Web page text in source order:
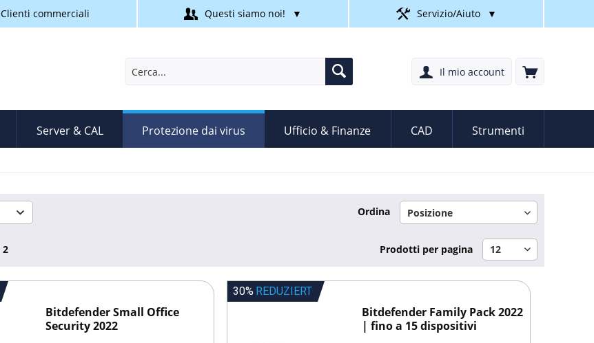
Clienti commerciali Questi siamo noi! ▼ Servizio/Aiuto ▼
Il mio account
Server & CAL Protezione dai virus Ufficio & Finanze CAD Strumenti
Ordina
2 Prodotti per pagina
Bitdefender Small Office
Security 2022
30% REDUZIERT
Bitdefender Family Pack 2022
| fino a 15 dispositivi